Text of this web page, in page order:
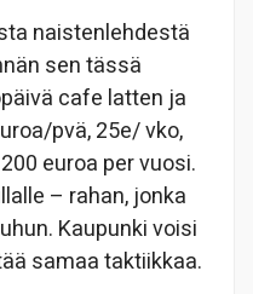
naistenlehdestä
sen tässä
cafe latten ja
pvä, 25e/ vko,
euroa per vuosi.
– rahan, jonka
Kaupunki voisi
samaa taktiikkaa.